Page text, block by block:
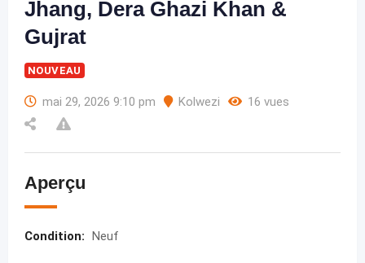
Jhang, Dera Ghazi Khan &
Gujrat
NOUVEAU
mai 29, 2026 9:10 pm Kolwezi 16 vues
Aperçu
Condition: Neuf